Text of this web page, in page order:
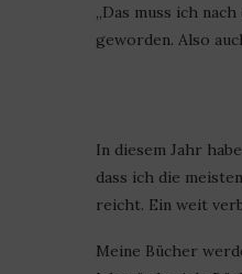
„Das muss ich
geworden. Also
In diesem Jahr
dass ich die
reicht. Ein weit
Meine Bücher